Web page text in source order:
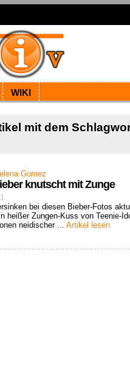
WIKI
mit dem
Gomez
knutscht mit Zunge
bei diesen Bieber-Fotos
heißer Zungen-Kuss von Teenie-
neidischer ... Artikel lesen